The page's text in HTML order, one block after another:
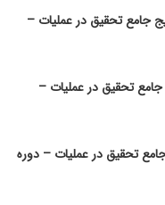
جامع تحقیق در عملیات –
تحقیق در عملیات –
تحقیق در عملیات – دوره